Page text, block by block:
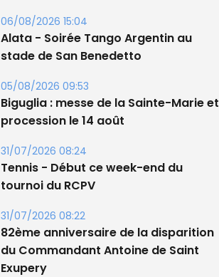
06/08/2026 15:04
Alata - Soirée Tango Argentin au
stade de San Benedetto
05/08/2026 09:53
Biguglia : messe de la Sainte-Marie et
procession le 14 août
31/07/2026 08:24
Tennis - Début ce week-end du
tournoi du RCPV
31/07/2026 08:22
82ème anniversaire de la disparition
du Commandant Antoine de Saint
Exupery